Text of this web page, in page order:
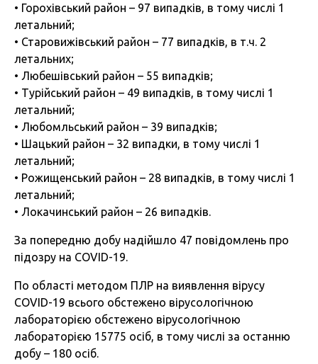
• Горохівський район – 97 випадків, в тому числі 1
летальний;
• Старовижівський район – 77 випадків, в т.ч. 2
летальних;
• Любешівський район – 55 випадків;
• Турійський район – 49 випадків, в тому числі 1
летальний;
• Любомльський район – 39 випадків;
• Шацький район – 32 випадки, в тому числі 1
летальний;
• Рожищенський район – 28 випадків, в тому числі 1
летальний;
• Локачинський район – 26 випадків.
За попередню добу надійшло 47 повідомлень про
підозру на COVID-19.
По області методом ПЛР на виявлення вірусу
COVID-19 всього обстежено вірусологічною
лабораторією обстежено вірусологічною
лабораторією 15775 осіб, в тому числі за останню
добу – 180 осіб.